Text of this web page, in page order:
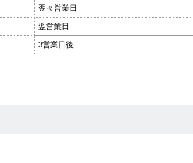
翌々営業日
翌営業日
3営業日後